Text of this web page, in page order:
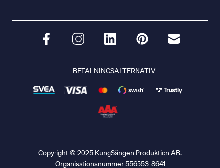
BETALNINGSALTERNATIV
Copyright © 2025 KungSängen Produktion AB.
Organisationsnummer 556553-8641